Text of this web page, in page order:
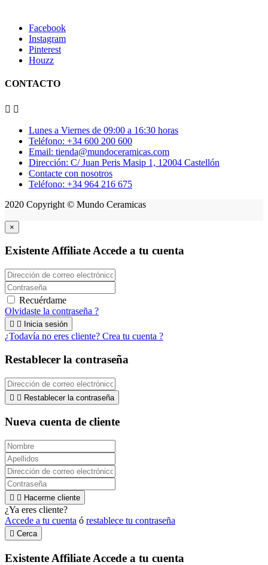
Facebook
Instagram
Pinterest
Houzz
CONTACTO
 
Lunes a Viernes de 09:00 a 16:30 horas
Teléfono: +34 600 200 600
Email: tienda@mundoceramicas.com
Dirección: C/ Juan Peris Masip 1, 12004 Castellón
Contacte con nosotros
Teléfono: +34 964 216 675
2020 Copyright © Mundo Ceramicas
×
Existente AffiliateAccede a tu cuenta
Recuérdame
Olvidaste la contraseña ?
  Inicia sesión
¿Todavía no eres cliente? Crea tu cuenta ?
Restablecer la contraseña
  Restablecer la contraseña
Nueva cuenta de cliente
  Hacerme cliente
¿Ya eres cliente?
Accede a tu cuenta ó restablece tu contraseña
 Cerca
Existente Affiliate Accede a tu cuenta